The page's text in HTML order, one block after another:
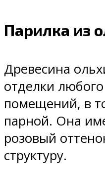
Парилка из
Древесина
отделки
помещений, в
парной. Она
розовый
структуру.